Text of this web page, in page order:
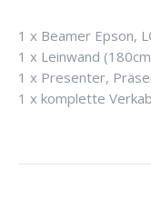
1 x Beamer Epson,
1 x Leinwand
1 x Presenter,
1 x komplette